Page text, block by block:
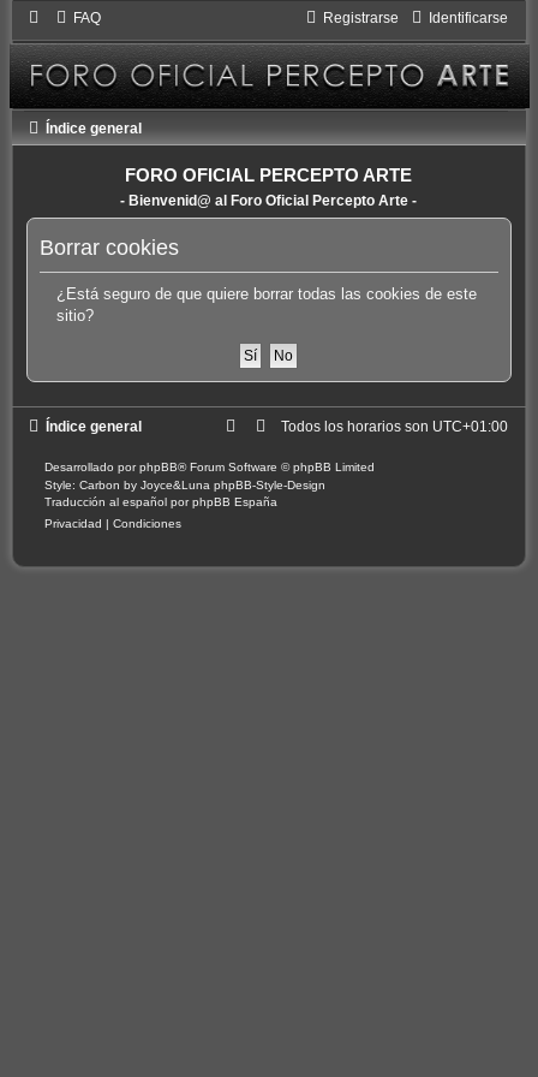
FAQ Identificarse
Registrarse
Índice general
FORO OFICIAL PERCEPTO ARTE
- Bienvenid@ al Foro Oficial Percepto Arte -
Borrar cookies
¿Está seguro de que quiere borrar todas las cookies de este
sitio?
Índice general Todos los horarios son UTC+01:00
Desarrollado porphpBB® Forum Software © phpBB Limited
Style: Carbon by Joyce&Luna phpBB-Style-Design
Traducción al español porphpBB España
Privacidad | Condiciones